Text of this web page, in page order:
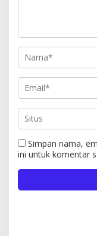
Simpan nama,
ini untuk komentar